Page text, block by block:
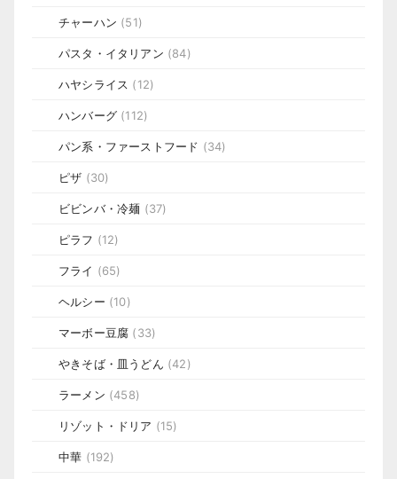
チャーハン (51)
パスタ・イタリアン (84)
ハヤシライス (12)
ハンバーグ (112)
パン系・ファーストフード (34)
ピザ (30)
ビビンバ・冷麺 (37)
ピラフ (12)
フライ (65)
ヘルシー (10)
マーボー豆腐 (33)
やきそば・皿うどん (42)
ラーメン (458)
リゾット・ドリア (15)
中華 (192)